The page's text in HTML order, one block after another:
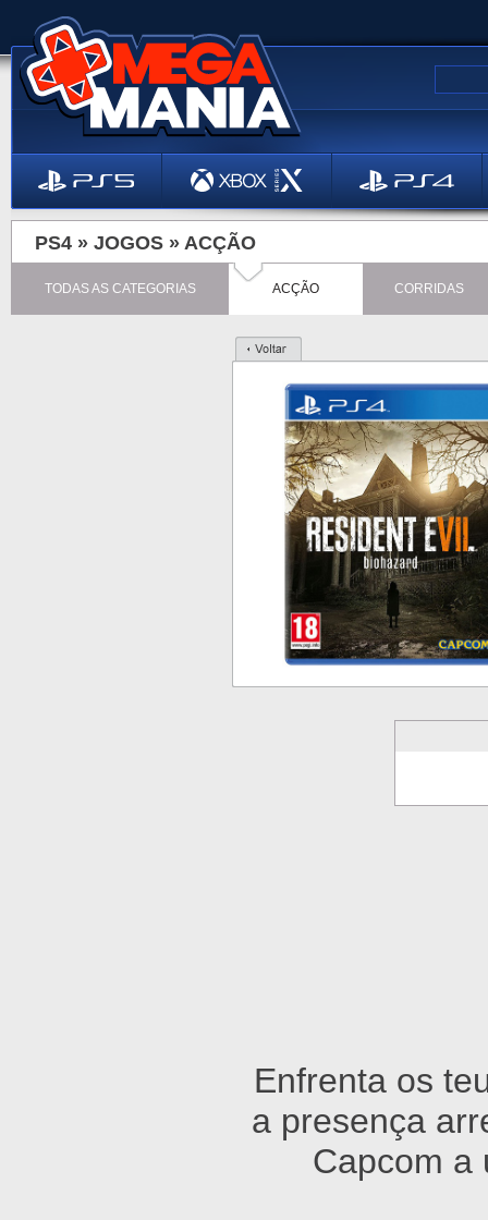
PS4 » JOGOS » ACÇÃO
TODAS AS CATEGORIAS ACÇÃO CORRIDAS
Enfrenta os
a presença
Capcom a